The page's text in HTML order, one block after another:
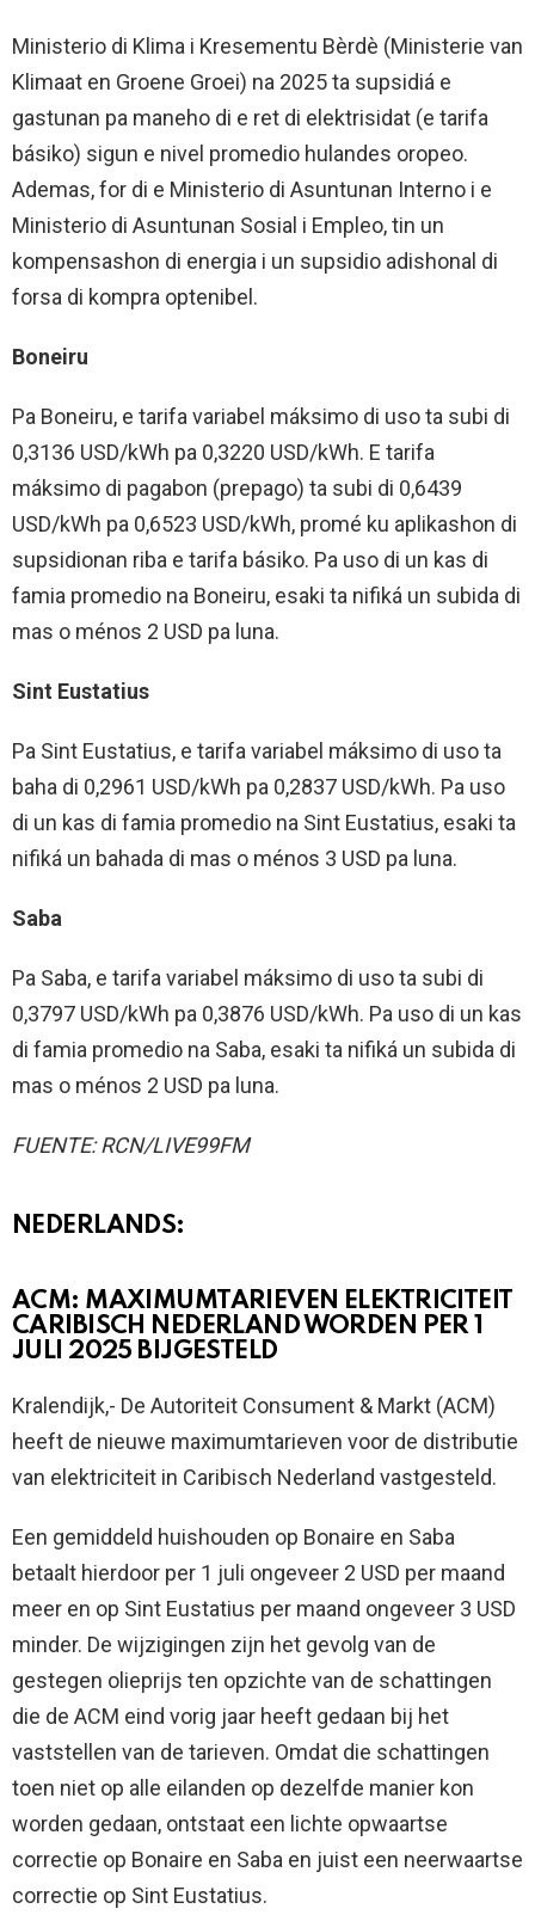
Ministerio di Klima i Kresementu Bèrdè (Ministerie van
Klimaat en Groene Groei) na 2025 ta supsidiá e
gastunan pa maneho di e ret di elektrisidat (e tarifa
básiko) sigun e nivel promedio hulandes oropeo.
Ademas, for di e Ministerio di Asuntunan Interno i e
Ministerio di Asuntunan Sosial i Empleo, tin un
kompensashon di energia i un supsidio adishonal di
forsa di kompra optenibel.
Boneiru
Pa Boneiru, e tarifa variabel máksimo di uso ta subi di
0,3136 USD/kWh pa 0,3220 USD/kWh. E tarifa
máksimo di pagabon (prepago) ta subi di 0,6439
USD/kWh pa 0,6523 USD/kWh, promé ku aplikashon di
supsidionan riba e tarifa básiko. Pa uso di un kas di
famia promedio na Boneiru, esaki ta nifiká un subida di
mas o ménos 2 USD pa luna.
Sint Eustatius
Pa Sint Eustatius, e tarifa variabel máksimo di uso ta
baha di 0,2961 USD/kWh pa 0,2837 USD/kWh. Pa uso
di un kas di famia promedio na Sint Eustatius, esaki ta
nifiká un bahada di mas o ménos 3 USD pa luna.
Saba
Pa Saba, e tarifa variabel máksimo di uso ta subi di
0,3797 USD/kWh pa 0,3876 USD/kWh. Pa uso di un kas
di famia promedio na Saba, esaki ta nifiká un subida di
mas o ménos 2 USD pa luna.
FUENTE: RCN/LIVE99FM
NEDERLANDS:
ACM: MAXIMUMTARIEVEN ELEKTRICITEIT
CARIBISCH NEDERLAND WORDEN PER 1
JULI 2025 BIJGESTELD
Kralendijk,- De Autoriteit Consument & Markt (ACM)
heeft de nieuwe maximumtarieven voor de distributie
van elektriciteit in Caribisch Nederland vastgesteld.
Een gemiddeld huishouden op Bonaire en Saba
betaalt hierdoor per 1 juli ongeveer 2 USD per maand
meer en op Sint Eustatius per maand ongeveer 3 USD
minder. De wijzigingen zijn het gevolg van de
gestegen olieprijs ten opzichte van de schattingen
die de ACM eind vorig jaar heeft gedaan bij het
vaststellen van de tarieven. Omdat die schattingen
toen niet op alle eilanden op dezelfde manier kon
worden gedaan, ontstaat een lichte opwaartse
correctie op Bonaire en Saba en juist een neerwaartse
correctie op Sint Eustatius.